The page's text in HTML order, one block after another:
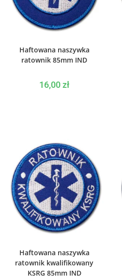
Haftowana naszywka
ratownik 85mm IND
16,00zł
Haftowana naszywka
ratownik kwalifikowany
KSRG 85mm IND